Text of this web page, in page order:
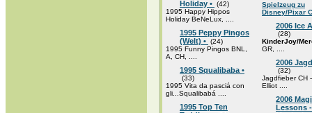
Holiday • (42)
1995 Happy Hippos
Holiday BeNeLux, ....
1995 Peppy Pingos
(Welt) • (24)
1995 Funny Pingos BNL,
A, CH, ....
1995 Squalibaba •
(33)
1995 Vita da pasciá con
gli...Squalibabá ....
1995 Top Ten
Spielzeug zu
Disney/Pixar
2006 Ice
(28)
KinderJoy/
GR, ....
2006
(32)
Jagdfieber CH
Elliot ....
2006
Lessons -